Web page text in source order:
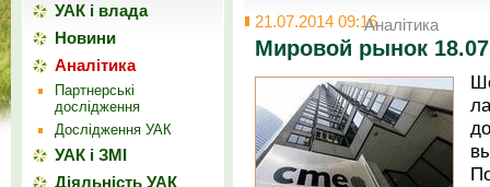
21.07.2014 09:16Аналітика
Мировой рынок
УАК і влада
Новини
Аналітика
Партнерські
дослідження
Дослідження УАК
УАК і ЗМІ
Діяльність УАК